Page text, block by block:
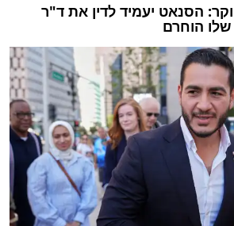
הסנאט יעמיד לדין את ד"ר
הוחרם